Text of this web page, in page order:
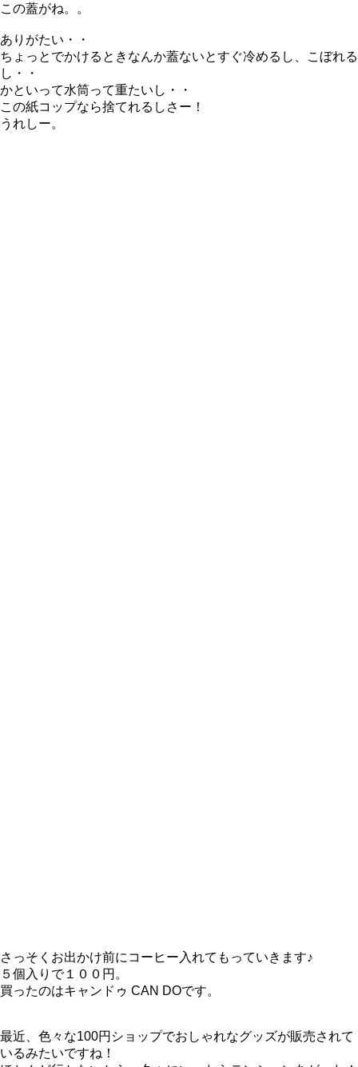
この蓋がね。。
ありがたい・・
ちょっとでかけるときなんか蓋ないとすぐ冷めるし、こぼれる
し・・
かといって水筒って重たいし・・
この紙コップなら捨てれるしさー！
うれしー。
さっそくお出かけ前にコーヒー入れてもっていきます♪
５個入りで１００円。
買ったのはキャンドゥ CAN DOです。
最近、色々な100円ショップでおしゃれなグッズが販売されて
いるみたいですね！